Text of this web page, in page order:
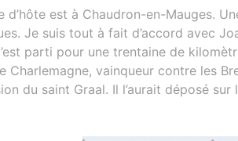
d’hôte est à Chaudron-en-Mauges.
Je suis tout à fait d’accord avec
parti pour une trentaine de
Charlemagne, vainqueur contre les
du saint Graal. Il l’aurait déposé